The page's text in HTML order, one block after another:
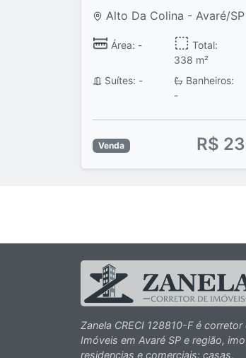
Alto Da Colina - Avaré/SP
Área: -
Total:
338 m²
Suítes: -
Banheiros:
-
Venda R$
Zanela CRECI 128810-F é corretor
Imóveis em Avaré SP e região,
residencias e comerciais: casas,